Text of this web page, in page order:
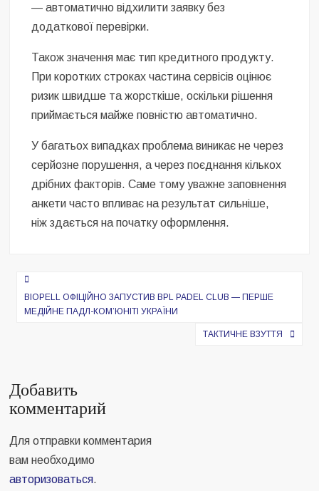
— автоматично відхилити заявку без
додаткової перевірки.
Також значення має тип кредитного продукту.
При коротких строках частина сервісів оцінює
ризик швидше та жорсткіше, оскільки рішення
приймається майже повністю автоматично.
У багатьох випадках проблема виникає не через
серйозне порушення, а через поєднання кількох
дрібних факторів. Саме тому уважне заповнення
анкети часто впливає на результат сильніше,
ніж здається на початку оформлення.
Навигация
по
BIOPELL ОФІЦІЙНО ЗАПУСТИВ BPL PADEL CLUB — ПЕРШЕ
МЕДІЙНЕ ПАДЛ-КОМ’ЮНІТІ УКРАЇНИ
ТАКТИЧНЕ ВЗУТТЯ
Добавить
комментарий
Для отправки комментария
вам необходимо
авторизоваться.